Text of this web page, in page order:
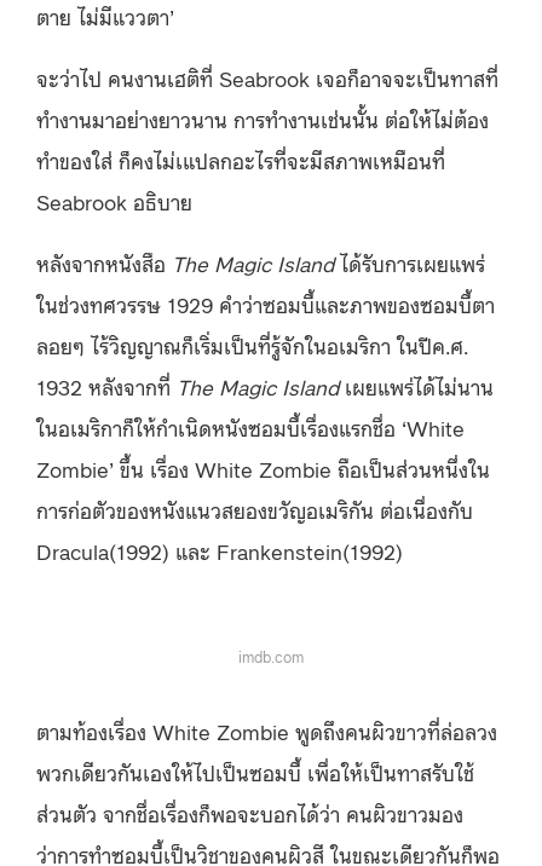
ตาย ไม่มีแววตา’
จะว่าไป คนงานเฮติที่ Seabrook เจอก็อาจจะเป็นทาสที่
ทำงานมาอย่างยาวนาน การทำงานเช่นนั้น ต่อให้ไม่ต้อง
ทำของใส่ ก็คงไม่เแปลกอะไรที่จะมีสภาพเหมือนที่
Seabrook อธิบาย
หลังจากหนังสือ The Magic Islandได้รับการเผยแพร่
ในช่วงทศวรรษ 1929 คำว่าซอมบี้และภาพของซอมบี้ตา
ลอยๆ ไร้วิญญาณก็เริ่มเป็นที่รู้จักในอเมริกา ในปีค.ศ.
1932 หลังจากที่ The Magic Islandเผยแพร่ได้ไม่นาน
ในอเมริกาก็ให้กำเนิดหนังซอมบี้เรื่องแรกชื่อ ‘White
Zombie’ ขึ้น เรื่อง White Zombie ถือเป็นส่วนหนึ่งใน
การก่อตัวของหนังแนวสยองขวัญอเมริกัน ต่อเนื่องกับ
Dracula(1992) และ Frankenstein(1992)
imdb.com
ตามท้องเรื่อง White Zombie พูดถึงคนผิวขาวที่ล่อลวง
พวกเดียวกันเองให้ไปเป็นซอมบี้ เพื่อให้เป็นทาสรับใช้
ส่วนตัว จากชื่อเรื่องก็พอจะบอกได้ว่า คนผิวขาวมอง
ว่าการทำซอมบี้เป็นวิชาของคนผิวสี ในขณะเดียวกันก็พอ